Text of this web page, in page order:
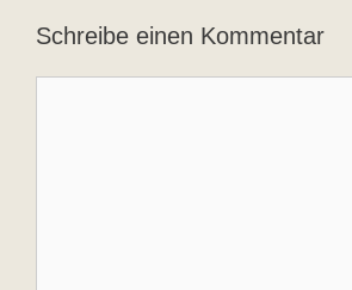
Schreibe einen Kommentar